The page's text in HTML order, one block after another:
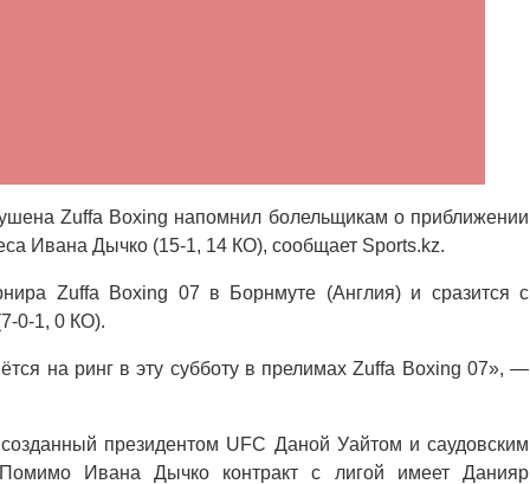
Zuffa Boxing напомнил болельщикам о приближении
Ивана Дычко (15-1, 14 КО), сообщает Sports.kz.
Zuffa Boxing 07 в Борнмуте (Англия) и сразится с
0-1, 0 КО).
на ринг в эту субботу в прелимах Zuffa Boxing 07», —
президентом UFC Даной Уайтом и саудовским
Ивана Дычко контракт с лигой имеет Данияр